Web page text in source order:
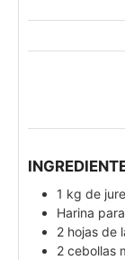
1 kg de
Harina
2 hojas de
2 cebollas